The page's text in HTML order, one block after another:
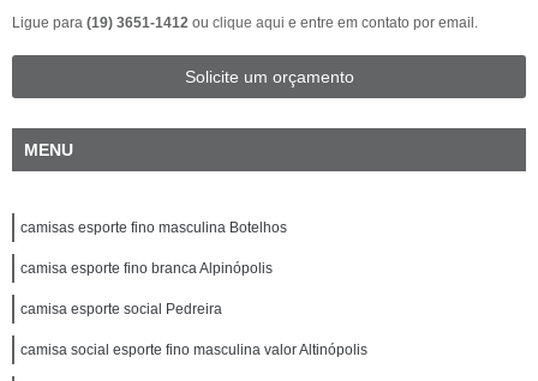
Ligue para (19) 3651-1412 ou clique aqui e entre em contato por email.
Solicite um orçamento
MENU
camisas esporte fino masculina Botelhos
camisa esporte fino branca Alpinópolis
camisa esporte social Pedreira
camisa social esporte fino masculina valor Altinópolis